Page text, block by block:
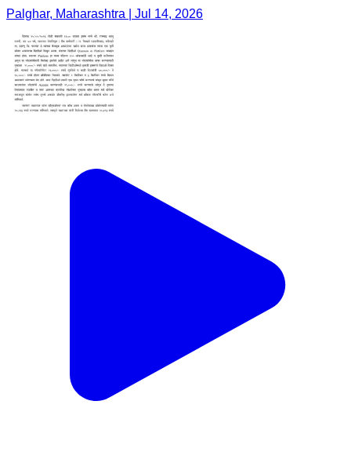
Palghar, Maharashtra | Jul 14, 2026